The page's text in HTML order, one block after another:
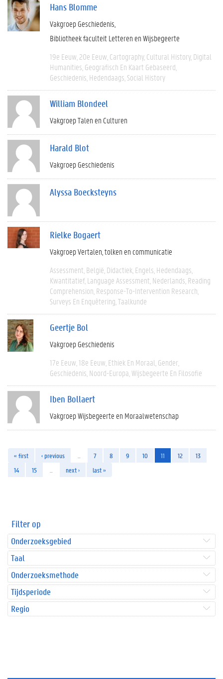
Hans Blomme
Vakgroep Geschiedenis
Bibliotheek faculteit Letteren en Wijsbegeerte
19e Eeuw 20e Eeuw Cartography Cultural History Digital
Humanities Geografisch En Kaart Gebaseerd
Geschiedenis Hedendaags Social History
William Blondeel
Vakgroep Talen en Culturen
Harald Blot
Vakgroep Geschiedenis
Alyssa Boecksteyns
Rielke Bogaert
Vakgroep Vertalen, tolken en communicatie
Assessment België Didactiek Engels Hedendaags
Kwantitatief Language Assessment Nederlands Reading
Comprehension Response-To-Intervention Research
Surveys En Enquêtering Taalkunde
Geertje Bol
Vakgroep Geschiedenis
17e Eeuw 18e Eeuw Ethiek En Moraal Gender
Geschiedenis Noord-Europa Wijsbegeerte En Filosofie
Iben Bollaert
Vakgroep Wijsbegeerte en Moraalwetenschap
« first ‹ previous 7 8 9 10 11 12
13
14
15 next › last »
Filter op
Onderzoeksgebied
Taal
Onderzoeksmethode
Tijdsperiode
Regio